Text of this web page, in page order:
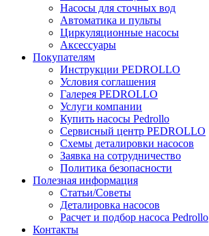
Насосы для сточных вод
Автоматика и пульты
Циркуляционные насосы
Аксессуары
Покупателям
Инструкции PEDROLLO
Условия соглашения
Галерея PEDROLLO
Услуги компании
Купить насосы Pedrollo
Сервисный центр PEDROLLO
Схемы деталировки насосов
Заявка на сотрудничество
Политика безопасности
Полезная информация
Статьи/Советы
Деталировка насосов
Расчет и подбор насоса Pedrollo
Контакты